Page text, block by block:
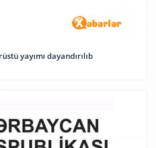
yayımı dayandırılıb